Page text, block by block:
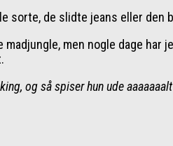
de slidte jeans eller den
men nogle dage
og så spiser hun ude